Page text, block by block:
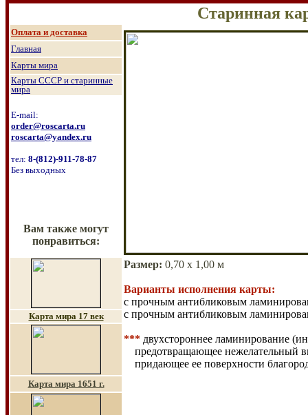
Старинная
Оплата и доставка
Главная
Карты мира
Карты СССР и старинные
мира
E-mail:
order@roscarta.ru
roscarta@yandex.ru
тел: 8-(812)-911-78-87
Без выходных
Вам также могут
понравиться:
Размер: 0,70 х 1 ,00 м
Варианты исполнения карты:
с прочным антибликовым
с прочным антибликовым
*** двухстороннее ламинирование
предотвращающее нежелательный
придающее ее поверхности
Карта мира 17 век
Карта мира 1651 г.